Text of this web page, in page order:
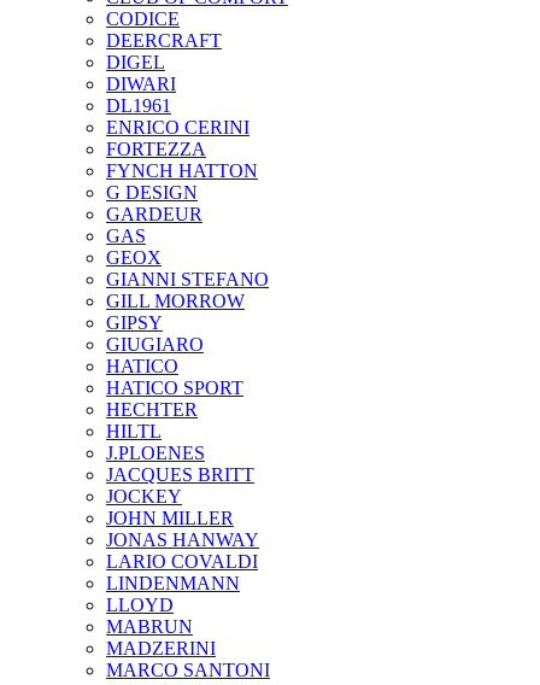
CODICE
DEERCRAFT
DIGEL
DIWARI
DL1961
ENRICO CERINI
FORTEZZA
FYNCH HATTON
G DESIGN
GARDEUR
GAS
GEOX
GIANNI STEFANO
GILL MORROW
GIPSY
GIUGIARO
HATICO
HATICO SPORT
HECHTER
HILTL
J.PLOENES
JAСQUES BRITT
JOCKEY
JOHN MILLER
JONAS HANWAY
LARIO COVALDI
LINDENMANN
LLOYD
MABRUN
MADZERINI
MARCO SANTONI